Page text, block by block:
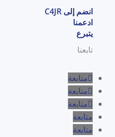
انضم إلى C4JR
ادعمنا
يتبرع
تابعنا
متابعة
متابعة
متابعة
متابعة
متابعة